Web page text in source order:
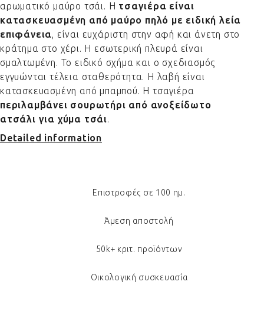
αρωματικό μαύρο τσάι. Η τσαγιέρα είναι
κατασκευασμένη από μαύρο πηλό με ειδική λεία
επιφάνεια, είναι ευχάριστη στην αφή και άνετη στο
κράτημα στο χέρι. Η εσωτερική πλευρά είναι
σμαλτωμένη. Το ειδικό σχήμα και ο σχεδιασμός
εγγυώνται τέλεια σταθερότητα. Η λαβή είναι
κατασκευασμένη από μπαμπού. Η τσαγιέρα
περιλαμβάνει σουρωτήρι από ανοξείδωτο
ατσάλι για χύμα τσάι.
Detailed information
Επιστροφές σε 100 ημ.
Άμεση αποστολή
50k+ κριτ. προϊόντων
Οικολογική συσκευασία